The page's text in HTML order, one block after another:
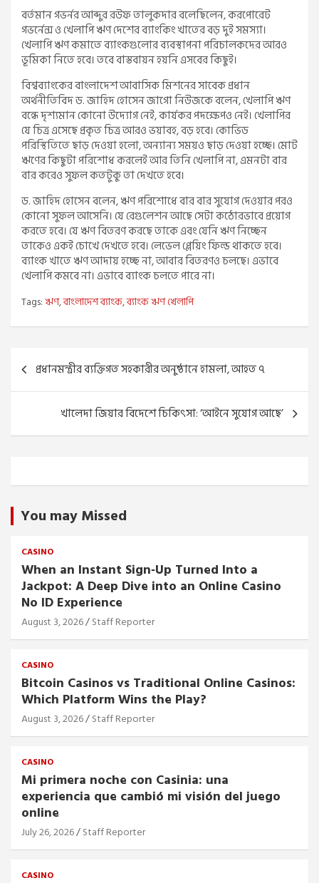
বর্তমান গভর্নর আব্দুর রউফ তালুকদার বলেছিলেন, করপোরেট
গভর্নেন্স ও খেলাপি ঋণ দেশের ব্যাংকিং খাতের বড় দুই সমস্যা।
খেলাপি ঋণ কমাতে ব্যাংকগুলোর ব্যবস্থাপনা পরিচালকদের আরও
ভূমিকা নিতে হবে। তবে বাস্তবায়ন হয়নি এসবের কিছুই।
বিশ্বব্যাংকের বাংলাদেশ আবাসিক মিশনের সাবেক প্রধান
অর্থনীতিবিদ ড. জাহিদ হোসেন জাগো নিউজকে বলেন, খেলাপি ঋণ
বন্ধে দৃশ্যমান কোনো উদ্যোগ নেই, কার্যকর পদক্ষেপও নেই। খেলাপির
যে চিত্র এসেছে প্রকৃত চিত্র আরও ভয়াবহ, বড় হবে। কোভিড
পরিস্থিতিতে ছাড় দেওয়া হলো, অন্যান্য সময়ও ছাড় দেওয়া হচ্ছে। মোট
ঋণের কিছুটা পরিশোধ করলেই আর তিনি খেলাপি না, এমনটা বার
বার করেও সুফল কতটুকু তা দেখতে হবে।
ড. জাহিদ হোসেন বলেন, ঋণ পরিশোধে বার বার সুযোগ দেওয়ার পরও
কোনো সুফল আসেনি। যে রেগুলেশন আছে সেটা কঠোরভাবে প্রয়োগ
করতে হবে। যে ঋণ বিতরণ করছে তাকে এবং যেনি ঋণ নিচ্ছেন
তাকেও একই চোখে দেখতে হবে। লেভেল প্লেয়িং ফিল্ড থাকতে হবে।
ব্যাংক খাতে ঋণ আদায় হচ্ছে না, আবার বিতরণও চলছে। এভাবে
খেলাপি কমবে না। এভাবে ব্যাংক চলতে পারে না।
Tags: ঋণ,বাংলাদেশ ব্যাংক,ব্যাংক ঋণ খেলাপি
Post
navigation
প্রধানমন্ত্রীর ব্যক্তিগত সহকারীর অনুষ্ঠানে হামলা, আহত ৭
খালেদা জিয়ার বিদেশে চিকিৎসা: ‘আইনে সুযোগ আছে’
You may Missed
CASINO
When an Instant Sign‑Up Turned Into a
Jackpot: A Deep Dive into an Online Casino
No ID Experience
August 3, 2026 Staff Reporter
CASINO
Bitcoin Casinos vs Traditional Online Casinos:
Which Platform Wins the Play?
August 3, 2026 Staff Reporter
CASINO
Mi primera noche con Casinia: una
experiencia que cambió mi visión del juego
online
July 26, 2026 Staff Reporter
CASINO